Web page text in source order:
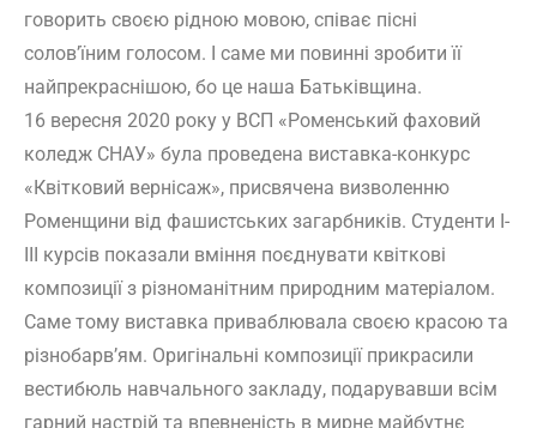
говорить своєю рідною мовою, співає пісні
солов’їним голосом. І саме ми повинні зробити її
найпрекраснішою, бо це наша Батьківщина.
16 вересня 2020 року у ВСП «Роменський фаховий
коледж СНАУ» була проведена виставка-конкурс
«Квітковий вернісаж», присвячена визволенню
Роменщини від фашистських загарбників. Студенти І-
ІІІ курсів показали вміння поєднувати квіткові
композиції з різноманітним природним матеріалом.
Саме тому виставка приваблювала своєю красою та
різнобарв’ям. Оригінальні композиції прикрасили
вестибюль навчального закладу, подарувавши всім
гарний настрій та впевненість в мирне майбутнє